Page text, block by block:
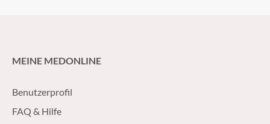
MEINE MEDONLINE
Benutzerprofil
FAQ & Hilfe